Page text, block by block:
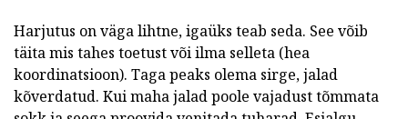
Harjutus on väga lihtne, igaüks teab seda. See võib
täita mis tahes toetust või ilma selleta (hea
koordinatsioon). Taga peaks olema sirge, jalad
kõverdatud. Kui maha jalad poole vajadust tõmmata